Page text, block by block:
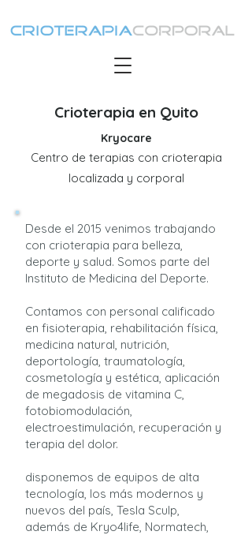
Crioterapia en Quito
Kryocare
Centro de terapias con crioterapia
localizada y corporal
Desde el 2015 venimos trabajando
con crioterapia para belleza,
deporte y salud. Somos parte del
Instituto de Medicina del Deporte.
Contamos con personal calificado
en fisioterapia, rehabilitación física,
medicina natural, nutrición,
deportología, traumatología,
cosmetología y estética, aplicación
de megadosis de vitamina C,
fotobiomodulación,
electroestimulación, recuperación y
terapia del dolor.
disponemos de equipos de alta
tecnología, los más modernos y
nuevos del país, Tesla Sculp,
además de Kryo4life, Normatech,